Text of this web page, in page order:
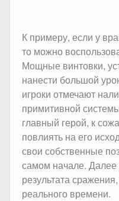
К примеру, если у
то можно
Мощные винтовки,
нанести большой
игроки отмечают
примитивной
главный герой, к
повлиять на его
свои собственные
самом начале. Далее
результата
реального времени.